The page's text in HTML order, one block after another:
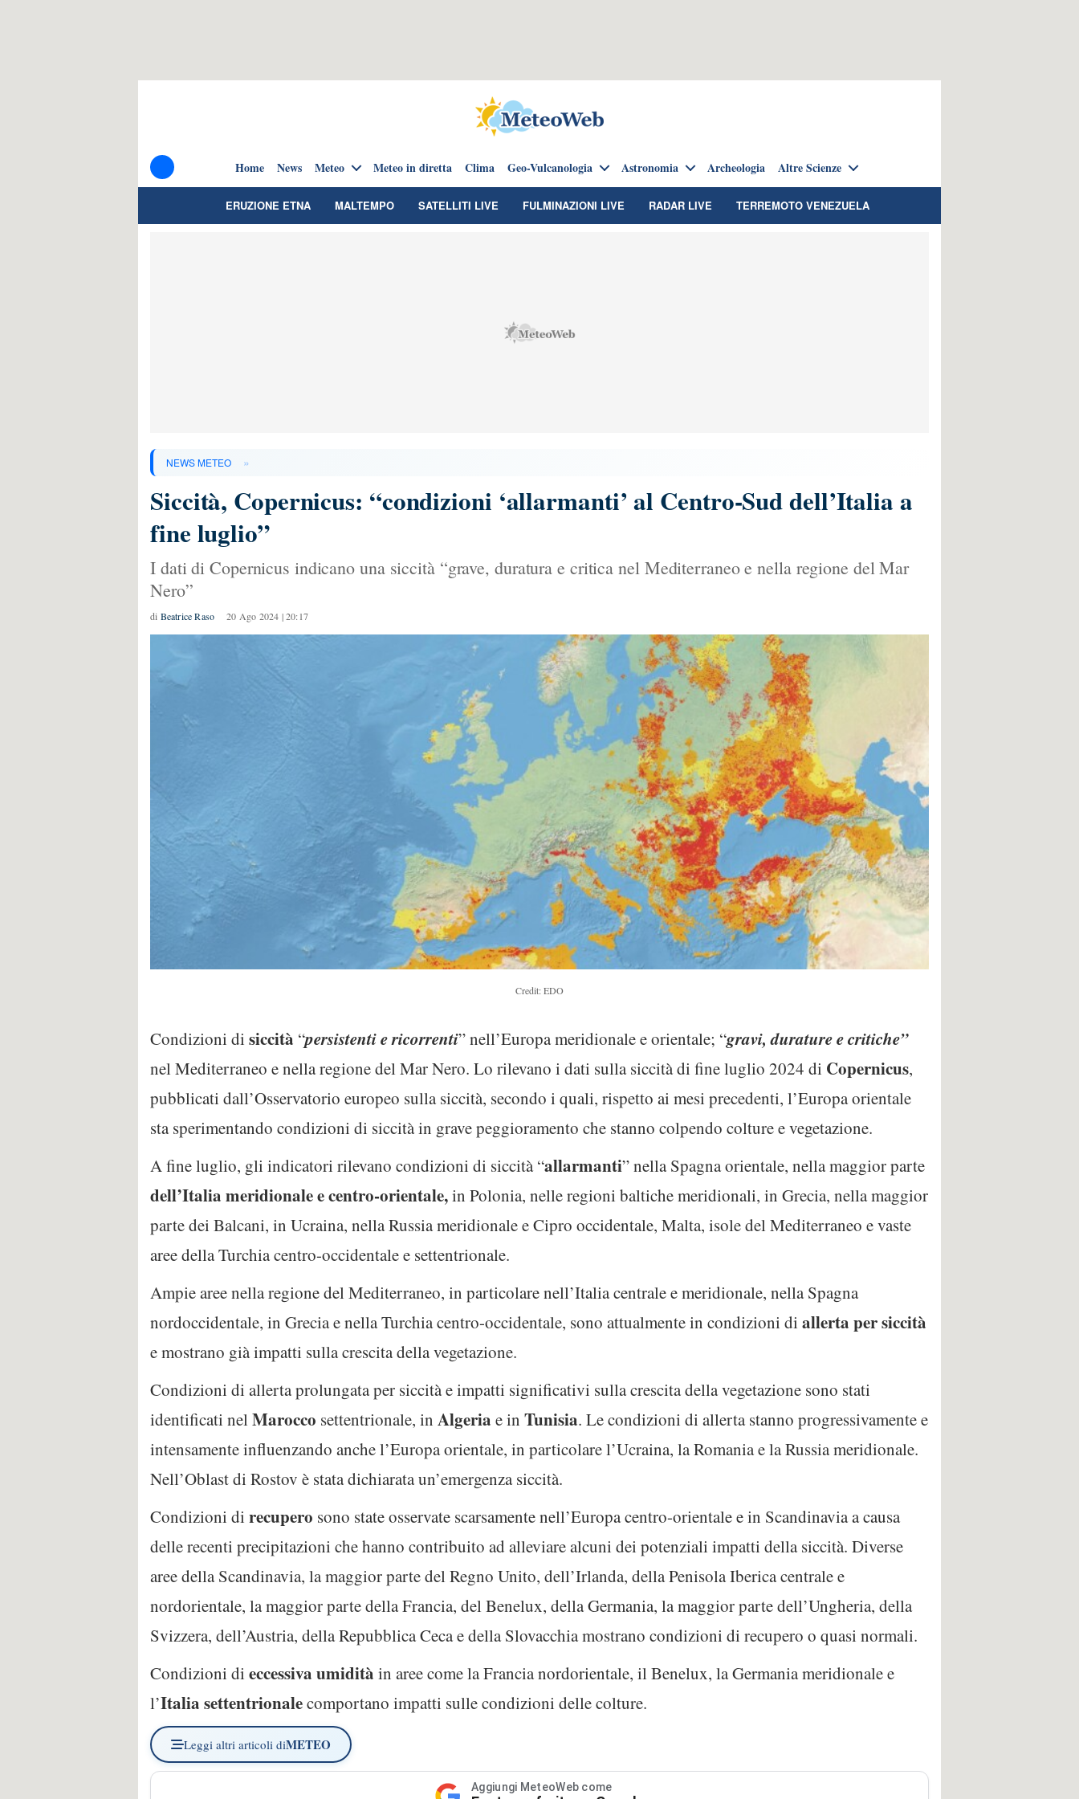
Home News Meteo Meteo in diretta Clima Geo-Vulcanologia Astronomia Archeologia Altre Scienze
ERUZIONE ETNA MALTEMPO SATELLITI LIVE FULMINAZIONI LIVE RADAR LIVE TERREMOTO VENEZUELA
NEWS METEO »
Siccità, Copernicus: “condizioni ‘allarmanti’ al Centro-Sud dell’Italia a
fine luglio”
I dati di Copernicus indicano una siccità “grave, duratura e critica nel Mediterraneo e nella regione del Mar
Nero”
di Beatrice Raso 20 Ago 2024 | 20:17
Credit: EDO
Condizioni di siccità “persistenti e ricorrenti” nell’Europa meridionale e orientale; “gravi, durature e critiche”
nel Mediterraneo e nella regione del Mar Nero. Lo rilevano i dati sulla siccità di fine luglio 2024 di Copernicus,
pubblicati dall’Osservatorio europeo sulla siccità, secondo i quali, rispetto ai mesi precedenti, l’Europa orientale
sta sperimentando condizioni di siccità in grave peggioramento che stanno colpendo colture e vegetazione.
A fine luglio, gli indicatori rilevano condizioni di siccità “allarmanti” nella Spagna orientale, nella maggior parte
dell’Italia meridionale e centro-orientale,in Polonia, nelle regioni baltiche meridionali, in Grecia, nella maggior
parte dei Balcani, in Ucraina, nella Russia meridionale e Cipro occidentale, Malta, isole del Mediterraneo e vaste
aree della Turchia centro-occidentale e settentrionale.
Ampie aree nella regione del Mediterraneo, in particolare nell’Italia centrale e meridionale, nella Spagna
nordoccidentale, in Grecia e nella Turchia centro-occidentale, sono attualmente in condizioni di allerta per siccità
e mostrano già impatti sulla crescita della vegetazione.
Condizioni di allerta prolungata per siccità e impatti significativi sulla crescita della vegetazione sono stati
identificati nelMarocco settentrionale, in Algeria e in Tunisia. Le condizioni di allerta stanno progressivamente e
intensamente influenzando anche l’Europa orientale, in particolare l’Ucraina, la Romania e la Russia meridionale.
Nell’Oblast di Rostov è stata dichiarata un’emergenza siccità.
Condizioni di recupero sono state osservate scarsamente nell’Europa centro-orientale e in Scandinavia a causa
delle recenti precipitazioni che hanno contribuito ad alleviare alcuni dei potenziali impatti della siccità. Diverse
aree della Scandinavia, la maggior parte del Regno Unito, dell’Irlanda, della Penisola Iberica centrale e
nordorientale, la maggior parte della Francia, del Benelux, della Germania, la maggior parte dell’Ungheria, della
Svizzera, dell’Austria, della Repubblica Ceca e della Slovacchia mostrano condizioni di recupero o quasi normali.
Condizioni di eccessiva umidità in aree come la Francia nordorientale, il Benelux, la Germania meridionale e
l’Italia settentrionalecomportano impatti sulle condizioni delle colture.
Leggi altri articoli diMETEO
Aggiungi MeteoWeb come